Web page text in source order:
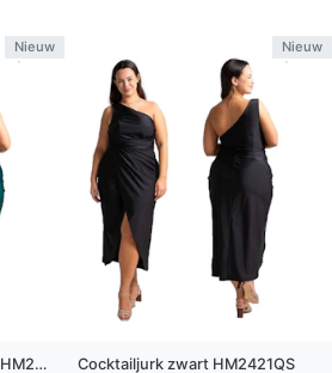
Nieuw
HM2423QS
Nieuw
Cocktailjurk zwartHM2421QS